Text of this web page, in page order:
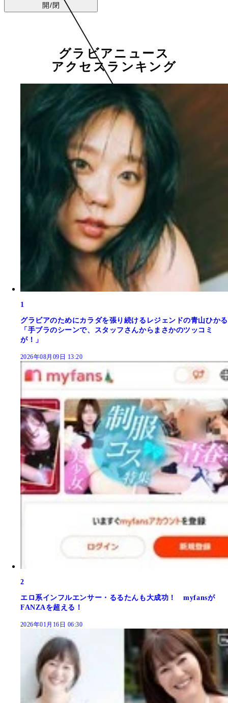
開/閉
グラビアニュース
アクセスランキング
1
グラビアのためにカラダを張り続けるレジェンドの青山ひかる
「手ブラのシーンで、スタッフさんからまさかのツッコミ
が！」
2026年08月09日 13:20
2
エロ系インフルエンサー・るるたんも大成功！ myfansが
FANZAを超える！
2026年01月16日 06:30